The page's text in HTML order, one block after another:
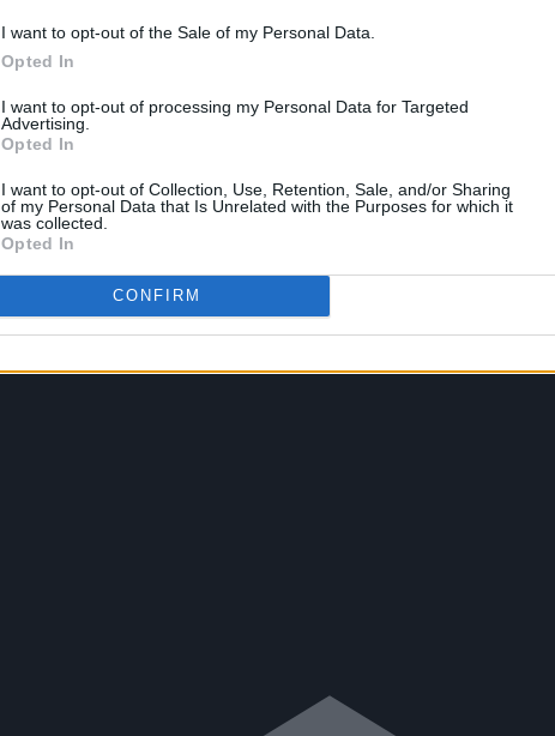
I want to opt-out of the Sale of my Personal Data.
Opted In
I want to opt-out of processing my Personal Data for Targeted
Advertising.
Opted In
I want to opt-out of Collection, Use, Retention, Sale, and/or Sharing
of my Personal Data that Is Unrelated with the Purposes for which it
was collected.
Opted In
CONFIRM